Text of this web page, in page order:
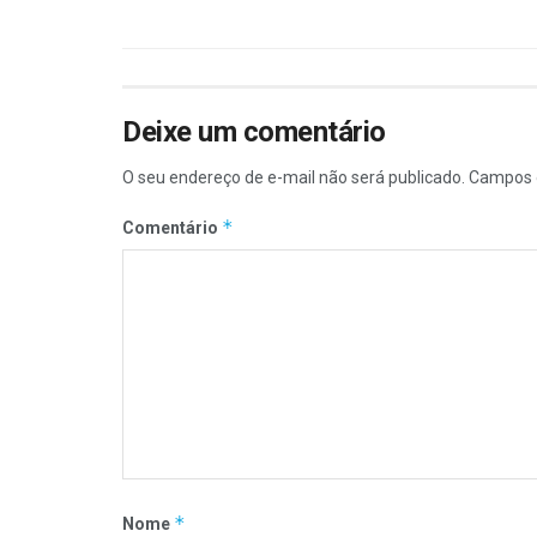
Deixe um comentário
O seu endereço de e-mail não será publicado.
Comentário *
Nome *